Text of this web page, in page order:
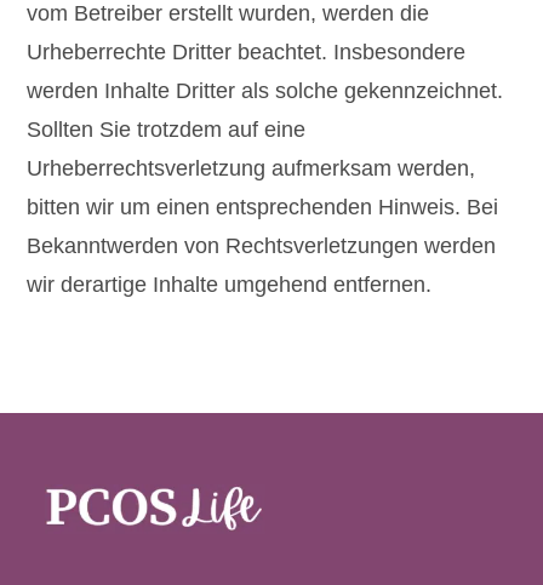
vom Betreiber erstellt wurden, werden die
Urheberrechte Dritter beachtet. Insbesondere
werden Inhalte Dritter als solche gekennzeichnet.
Sollten Sie trotzdem auf eine
Urheberrechtsverletzung aufmerksam werden,
bitten wir um einen entsprechenden Hinweis. Bei
Bekanntwerden von Rechtsverletzungen werden
wir derartige Inhalte umgehend entfernen.